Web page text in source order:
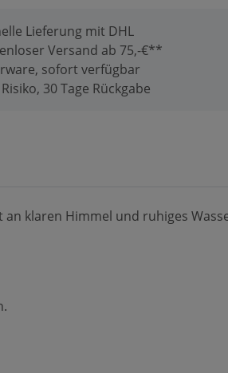
Lieferung mit DHL
Versand ab 75,-€**
sofort verfügbar
30 Tage Rückgabe
klaren Himmel und ruhiges